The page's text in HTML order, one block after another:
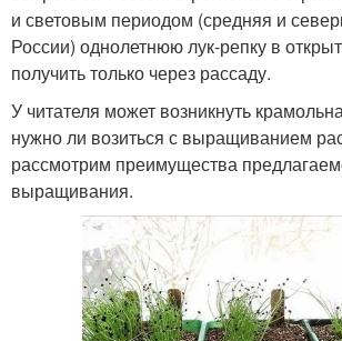
и световым периодом (средняя и
России) однолетнюю лук-репку в
получить только через рассаду.
У читателя может возникнуть
нужно ли возиться с выращиванием
рассмотрим преимущества
выращивания.